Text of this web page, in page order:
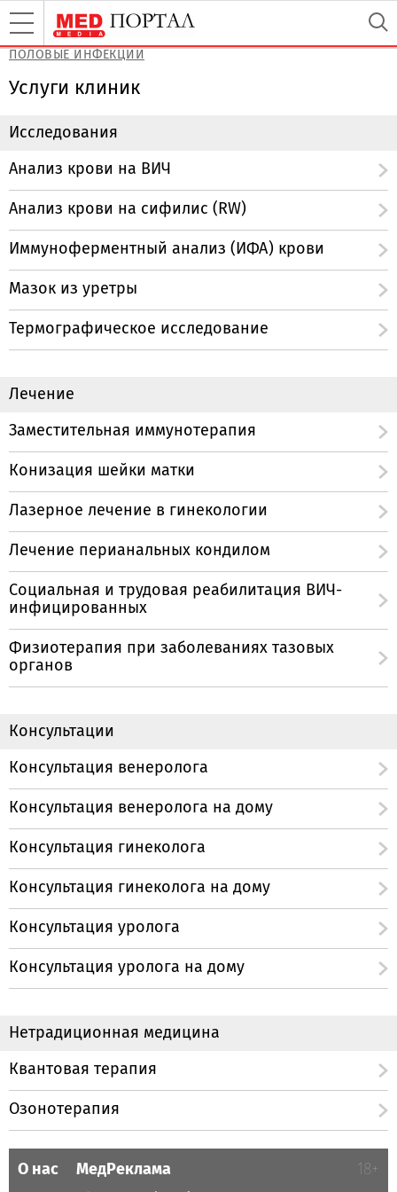
ПОЛОВЫЕ ИНФЕКЦИИ
Услуги клиник
Исследования
Анализ крови на ВИЧ
Анализ крови на сифилис (RW)
Иммуноферментный анализ (ИФА) крови
Мазок из уретры
Термографическое исследование
Лечение
Заместительная иммунотерапия
Конизация шейки матки
Лазерное лечение в гинекологии
Лечение перианальных кондилом
Социальная и трудовая реабилитация ВИЧ-
инфицированных
Физиотерапия при заболеваниях тазовых
органов
Консультации
Консультация венеролога
Консультация венеролога на дому
Консультация гинеколога
Консультация гинеколога на дому
Консультация уролога
Консультация уролога на дому
Нетрадиционная медицина
Квантовая терапия
Озонотерапия
О нас МедРеклама 18+